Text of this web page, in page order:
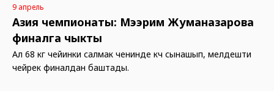
9 апрель
Азия чемпионаты: Мээрим Жуманазарова
финалга чыкты
Ал 68 кг чейинки салмак ченинде күч сынашып, мелдешти
чейрек финалдан баштады.